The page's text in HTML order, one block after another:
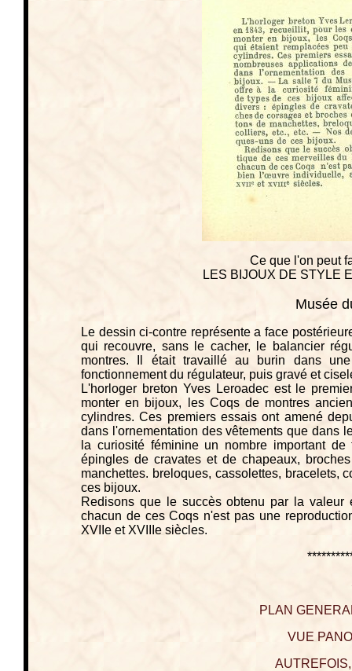
Ce que l'on peut
LES BIJOUX DE STYLE
Musée
Le dessin ci-contre représente a face
qui recouvre, sans le cacher, le balancier
montres. Il était travaillé au burin dans
fonctionnement du régulateur, puis gravé et
L'horloger breton Yves Leroadec est le
monter en bijoux, les Coqs de montres
cylindres. Ces premiers essais ont amené
dans l'ornementation des vêtements que dans
la curiosité féminine un nombre important
épingles de cravates et de chapeaux,
manchettes. breloques, cassolettes, bracelets,
ces bijoux.
Redisons que le succès obtenu par la
chacun de ces Coqs n'est pas une
XVIIe et XVIIIe siècles.
PLAN
VUE